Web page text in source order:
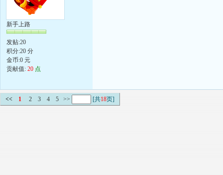
新手上路
发贴:20
积分:20 分
金币:0 元
贡献值: 20 点
<< 1 2 3 4 5 >> [共18页]